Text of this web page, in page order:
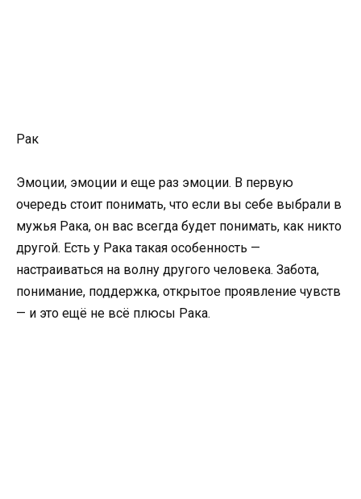
Рак
Эмоции, эмоции и еще раз эмоции. В первую
очередь стоит понимать, что если вы себе выбрали в
мужья Рака, он вас всегда будет понимать, как никто
другой. Есть у Рака такая особенность —
настраиваться на волну другого человека. Забота,
понимание, поддержка, открытое проявление чувств
— и это ещё не всё плюсы Рака.